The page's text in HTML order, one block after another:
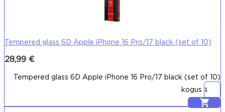
Tempered glass 6D Apple iPhone 16 Pro/17 black (set of 10)
28,99 €
Tempered glass 6D Apple iPhone 16 Pro/17 black (set of 10)
kogus
Lisa korvi